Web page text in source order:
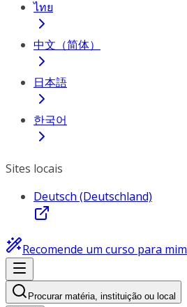
ไทย
中文（简体）
日本語
한국어
Sites locais
Deutsch (Deutschland)
Recomende um curso para mim
Procurar matéria, instituição ou local